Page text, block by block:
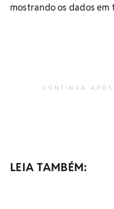
mostrando os dados em
CONTINUA
LEIA TAMBÉM: